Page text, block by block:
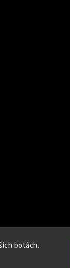
botách.